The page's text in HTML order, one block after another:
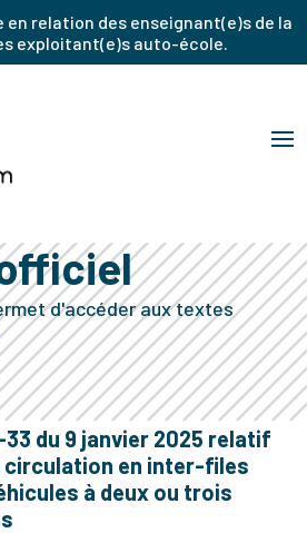
relation des enseignant(e)s de la
exploitant(e)s auto-école.
d'accéder aux textes
du 9 janvier 2025 relatif
circulation en inter-files
à deux ou trois